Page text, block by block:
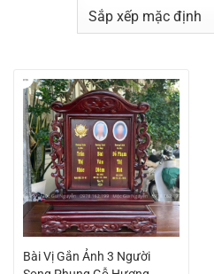
Bài Vị Gắn Ảnh 3 Người